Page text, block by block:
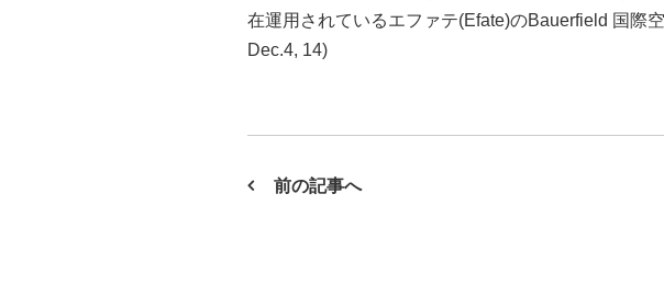
在運用されているエファテ(Efate)のBauerfield 国際
Dec.4, 14)
前の記事へ